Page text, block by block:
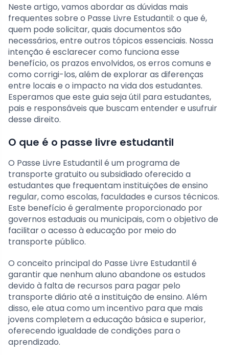
Neste artigo, vamos abordar as dúvidas mais
frequentes sobre o Passe Livre Estudantil: o que é,
quem pode solicitar, quais documentos são
necessários, entre outros tópicos essenciais. Nossa
intenção é esclarecer como funciona esse
benefício, os prazos envolvidos, os erros comuns e
como corrigi-los, além de explorar as diferenças
entre locais e o impacto na vida dos estudantes.
Esperamos que este guia seja útil para estudantes,
pais e responsáveis que buscam entender e usufruir
desse direito.
O que é o passe livre estudantil
O Passe Livre Estudantil é um programa de
transporte gratuito ou subsidiado oferecido a
estudantes que frequentam instituições de ensino
regular, como escolas, faculdades e cursos técnicos.
Este benefício é geralmente proporcionado por
governos estaduais ou municipais, com o objetivo de
facilitar o acesso à educação por meio do
transporte público.
O conceito principal do Passe Livre Estudantil é
garantir que nenhum aluno abandone os estudos
devido à falta de recursos para pagar pelo
transporte diário até a instituição de ensino. Além
disso, ele atua como um incentivo para que mais
jovens completem a educação básica e superior,
oferecendo igualdade de condições para o
aprendizado.